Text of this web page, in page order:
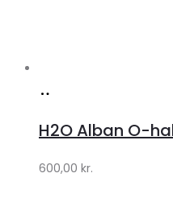
Lykke
by
H2O Alban O-
600,00 kr.